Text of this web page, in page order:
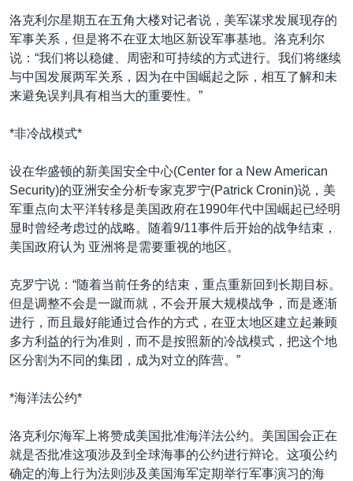
洛克利尔星期五在五角大楼对记者说，美军谋求发展现存的
军事关系，但是将不在亚太地区新设军事基地。洛克利尔
说：“我们将以稳健、周密和可持续的方式进行。我们将继续
与中国发展两军关系，因为在中国崛起之际，相互了解和未
来避免误判具有相当大的重要性。”
*非冷战模式*
设在华盛顿的新美国安全中心(Center for a New American
Security)的亚洲安全分析专家克罗宁(Patrick Cronin)说，美
军重点向太平洋转移是美国政府在1990年代中国崛起已经明
显时曾经考虑过的战略。随着9/11事件后开始的战争结束，
美国政府认为 亚洲将是需要重视的地区。
克罗宁说：“随着当前任务的结束，重点重新回到长期目标。
但是调整不会是一蹴而就，不会开展大规模战争，而是逐渐
进行，而且最好能通过合作的方式，在亚太地区建立起兼顾
多方利益的行为准则，而不是按照新的冷战模式，把这个地
区分割为不同的集团，成为对立的阵营。”
*海洋法公约*
洛克利尔海军上将赞成美国批准海洋法公约。美国国会正在
就是否批准这项涉及到全球海事的公约进行辩论。这项公约
确定的海上行为法则涉及美国海军定期举行军事演习的海